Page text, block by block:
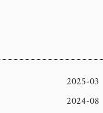
2025-03
2024-08